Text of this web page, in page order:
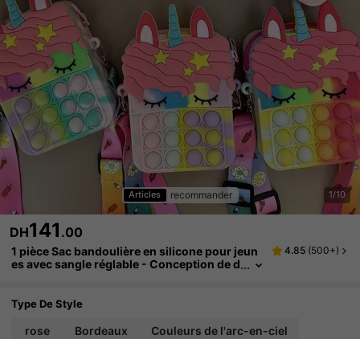
Articles recommander 1/10
DH141 .00
1 pièce Sac bandoulière en silicone pour jeun
es avec sangle réglable - Conception de d
de licorne | Construction en silicone
4.85 (500+)
Type De Style
rose Bordeaux Couleurs de l'arc-en-ciel